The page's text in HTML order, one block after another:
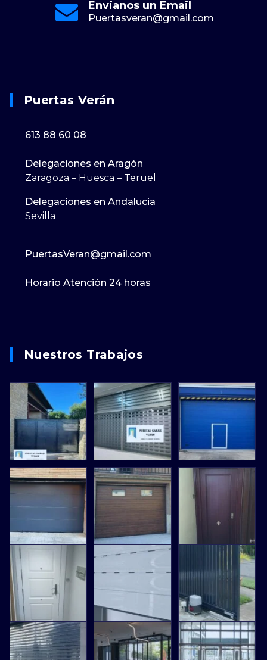
Envianos un Email
Puertasveran@gmail.com
Puertas Verán
613 88 60 08
Delegaciones en Aragón
Zaragoza – Huesca – Teruel
Delegaciones en Andalucia
Sevilla
PuertasVeran@gmail.com
Horario Atención 24 horas
Nuestros Trabajos